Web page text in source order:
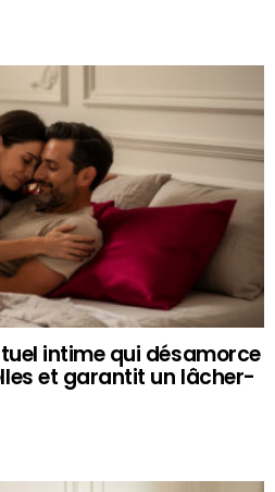
intime qui désamorce
et garantit un lâcher-